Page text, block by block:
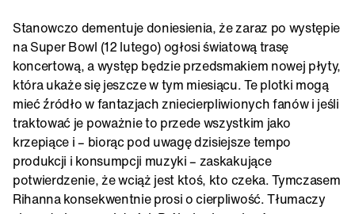
Stanowczo dementuje doniesienia, że zaraz po występie
na Super Bowl (12 lutego) ogłosi światową trasę
koncertową, a występ będzie przedsmakiem nowej płyty,
która ukaże się jeszcze w tym miesiącu. Te plotki mogą
mieć źródło w fantazjach zniecierpliwionych fanów i jeśli
traktować je poważnie to przede wszystkim jako
krzepiące i – biorąc pod uwagę dzisiejsze tempo
produkcji i konsumpcji muzyki – zaskakujące
potwierdzenie, że wciąż jest ktoś, kto czeka. Tymczasem
Rihanna konsekwentnie prosi o cierpliwość. Tłumaczy